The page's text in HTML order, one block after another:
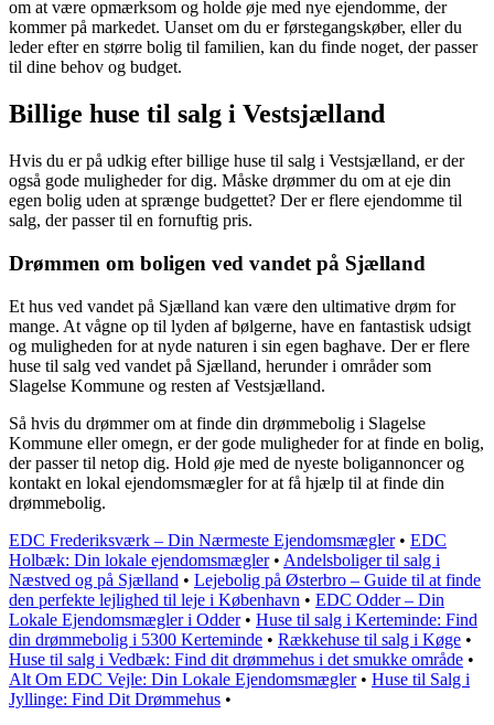
om at være opmærksom og holde øje med nye ejendomme, der
kommer på markedet. Uanset om du er førstegangskøber, eller du
leder efter en større bolig til familien, kan du finde noget, der passer
til dine behov og budget.
Billige huse til salg i Vestsjælland
Hvis du er på udkig efter billige huse til salg i Vestsjælland, er der
også gode muligheder for dig. Måske drømmer du om at eje din
egen bolig uden at sprænge budgettet? Der er flere ejendomme til
salg, der passer til en fornuftig pris.
Drømmen om boligen ved vandet på Sjælland
Et hus ved vandet på Sjælland kan være den ultimative drøm for
mange. At vågne op til lyden af bølgerne, have en fantastisk udsigt
og muligheden for at nyde naturen i sin egen baghave. Der er flere
huse til salg ved vandet på Sjælland, herunder i områder som
Slagelse Kommune og resten af Vestsjælland.
Så hvis du drømmer om at finde din drømmebolig i Slagelse
Kommune eller omegn, er der gode muligheder for at finde en bolig,
der passer til netop dig. Hold øje med de nyeste boligannoncer og
kontakt en lokal ejendomsmægler for at få hjælp til at finde din
drømmebolig.
EDC Frederiksværk – Din Nærmeste Ejendomsmægler• EDC
Holbæk: Din lokale ejendomsmægler• Andelsboliger til salg i
Næstved og på Sjælland • Lejebolig på Østerbro – Guide til at finde
den perfekte lejlighed til leje i København • EDC Odder – Din
Lokale Ejendomsmægler i Odder• Huse til salg i Kerteminde: Find
din drømmebolig i 5300 Kerteminde • Rækkehuse til salg i Køge •
Huse til salg i Vedbæk: Find dit drømmehus i det smukke område •
Alt Om EDC Vejle: Din Lokale Ejendomsmægler• Huse til Salg i
Jyllinge: Find Dit Drømmehus •